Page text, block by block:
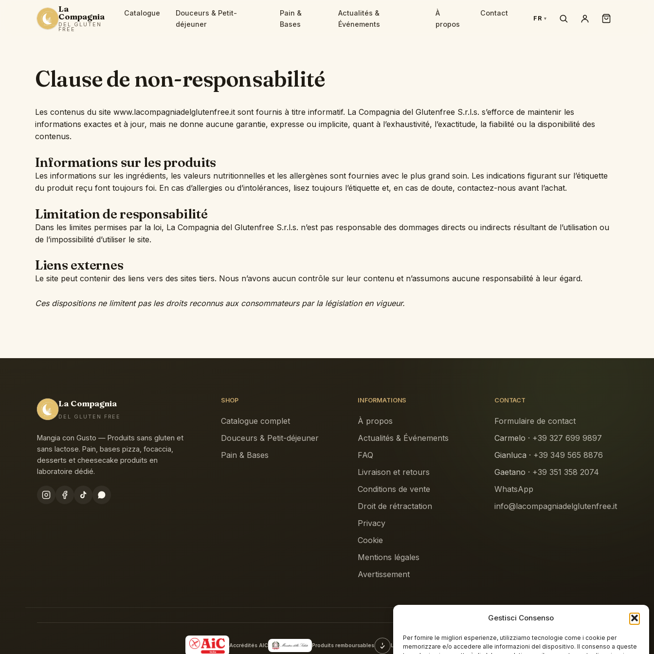
Gestisci Consenso
Per fornire le migliori esperienze, utilizziamo tecnologie come i cookie per
memorizzare e/o accedere alle informazioni del dispositivo. Il consenso a queste
La
Compagnia
DEL GLUTEN
FREE
Catalogue
Douceurs & Petit-
déjeuner
Pain &
Bases
Actualités &
Événements
À
propos
Contact
FR
Clause de non-responsabilité
Les contenus du site www.lacompagniadelglutenfree.it sont fournis à titre informatif. La Compagnia del Glutenfree S.r.l.s. s’efforce de maintenir les
informations exactes et à jour, mais ne donne aucune garantie, expresse ou implicite, quant à l’exhaustivité, l’exactitude, la fiabilité ou la disponibilité des
contenus.
Informations sur les produits
Les informations sur les ingrédients, les valeurs nutritionnelles et les allergènes sont fournies avec le plus grand soin. Les indications figurant sur l’étiquette
du produit reçu font toujours foi. En cas d’allergies ou d’intolérances, lisez toujours l’étiquette et, en cas de doute, contactez-nous avant l’achat.
Limitation de responsabilité
Dans les limites permises par la loi, La Compagnia del Glutenfree S.r.l.s. n’est pas responsable des dommages directs ou indirects résultant de l’utilisation ou
de l’impossibilité d’utiliser le site.
Liens externes
Le site peut contenir des liens vers des sites tiers. Nous n’avons aucun contrôle sur leur contenu et n’assumons aucune responsabilité à leur égard.
Ces dispositions ne limitent pas les droits reconnus aux consommateurs par la législation en vigueur.
La Compagnia
DEL GLUTEN FREE
Mangia con Gusto — Produits sans gluten et
sans lactose. Pain, bases pizza, focaccia,
desserts et cheesecake produits en
laboratoire dédié.
SHOP
Catalogue complet
Douceurs & Petit-déjeuner
Pain & Bases
INFORMATIONS
À propos
Actualités & Événements
FAQ
Livraison et retours
Conditions de vente
Droit de rétractation
Privacy
Cookie
Mentions légales
Avertissement
CONTACT
Formulaire de contact
Carmelo · +39 327 699 9897
Gianluca · +39 349 565 8876
Gaetano · +39 351 358 2074
WhatsApp
info@lacompagniadelglutenfree.it
Accrédités AIC Produits remboursables Laboratoire 100% sans gluten